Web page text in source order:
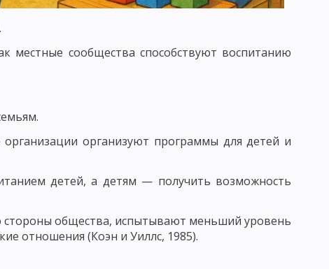
АНАЛИЗА
ВИДЫ ОРГАНИЗАЦИОННЫХ ФОРМ ОБУЧЕНИЯ
ТРЕБОВАНИЯ К УРОКУ
КРИТЕРИИ ПЕДАГОГИЧЕСКОГО КОНТРОЛЯ
местные сообщества способствуют воспитанию
организуют программы для детей и
детей, а детям — получить возможность
стороны общества, испытывают меньший уровень
отношения (Коэн и Уиллс, 1985).